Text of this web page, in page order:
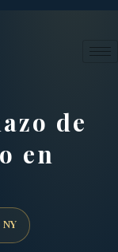
de
en
NY